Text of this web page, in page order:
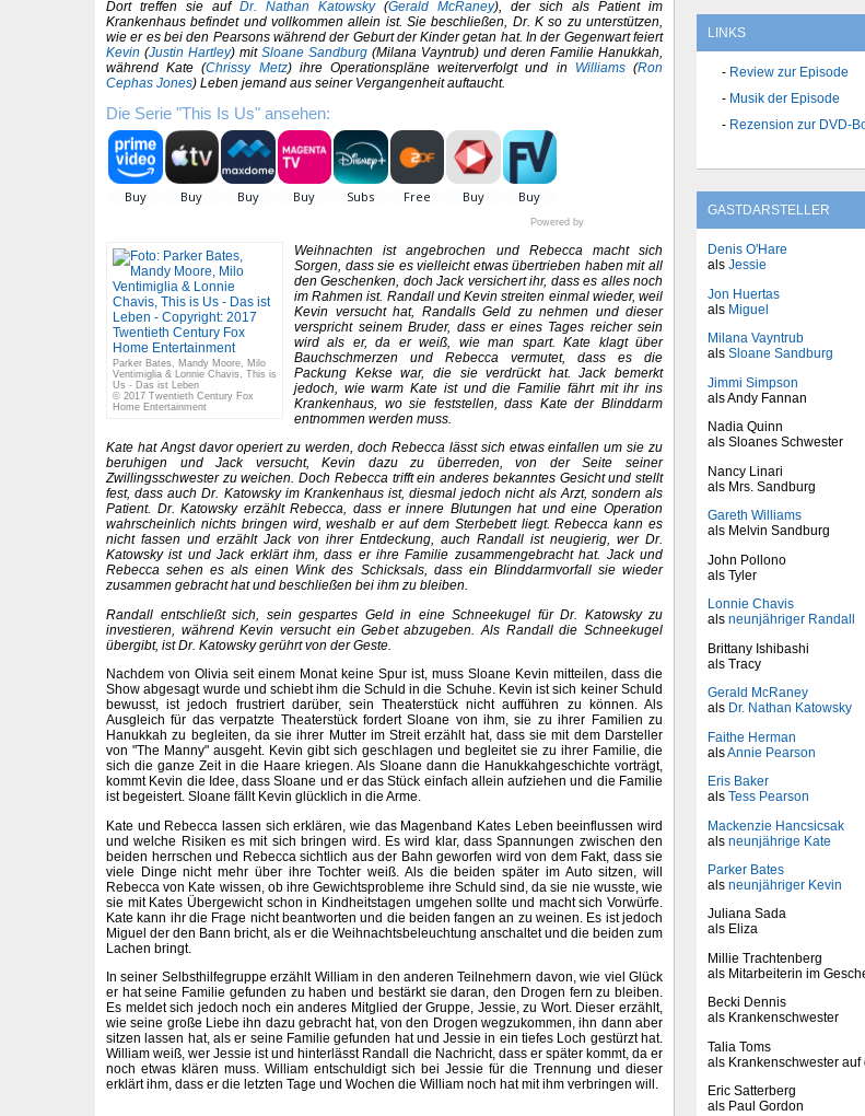
Dort treffen sie auf Dr. Nathan Katowsky(Gerald McRaney), der sich als Patient im
Krankenhaus befindet und vollkommen allein ist. Sie beschließen, Dr. K so zu unterstützen,
wie er es bei den Pearsons während der Geburt der Kinder getan hat. In der Gegenwart feiert
Kevin (Justin Hartley) mit Sloane Sandburg (Milana Vayntrub) und deren Familie Hanukkah,
während Kate (Chrissy Metz) ihre Operationspläne weiterverfolgt und in Williams(Ron
Cephas Jones) Leben jemand aus seiner Vergangenheit auftaucht.
Die Serie "This Is Us" ansehen:
Powered by
Parker Bates, Mandy Moore, Milo
Ventimiglia & Lonnie Chavis, This is
Us - Das ist Leben
© 2017 Twentieth Century Fox
Home Entertainment
Weihnachten ist angebrochen und Rebecca macht sich
Sorgen, dass sie es vielleicht etwas übertrieben haben mit all
den Geschenken, doch Jack versichert ihr, dass es alles noch
im Rahmen ist. Randall und Kevin streiten einmal wieder, weil
Kevin versucht hat, Randalls Geld zu nehmen und dieser
verspricht seinem Bruder, dass er eines Tages reicher sein
wird als er, da er weiß, wie man spart. Kate klagt über
Bauchschmerzen und Rebecca vermutet, dass es die
Packung Kekse war, die sie verdrückt hat. Jack bemerkt
jedoch, wie warm Kate ist und die Familie fährt mit ihr ins
Krankenhaus, wo sie feststellen, dass Kate der Blinddarm
entnommen werden muss.
Kate hat Angst davor operiert zu werden, doch Rebecca lässt sich etwas einfallen um sie zu
beruhigen und Jack versucht, Kevin dazu zu überreden, von der Seite seiner
Zwillingsschwester zu weichen. Doch Rebecca trifft ein anderes bekanntes Gesicht und stellt
fest, dass auch Dr. Katowsky im Krankenhaus ist, diesmal jedoch nicht als Arzt, sondern als
Patient. Dr. Katowsky erzählt Rebecca, dass er innere Blutungen hat und eine Operation
wahrscheinlich nichts bringen wird, weshalb er auf dem Sterbebett liegt. Rebecca kann es
nicht fassen und erzählt Jack von ihrer Entdeckung, auch Randall ist neugierig, wer Dr.
Katowsky ist und Jack erklärt ihm, dass er ihre Familie zusammengebracht hat. Jack und
Rebecca sehen es als einen Wink des Schicksals, dass ein Blinddarmvorfall sie wieder
zusammen gebracht hat und beschließen bei ihm zu bleiben.
Randall entschließt sich, sein gespartes Geld in eine Schneekugel für Dr. Katowsky zu
investieren, während Kevin versucht ein Gebet abzugeben. Als Randall die Schneekugel
übergibt, ist Dr. Katowsky gerührt von der Geste.
Nachdem von Olivia seit einem Monat keine Spur ist, muss Sloane Kevin mitteilen, dass die
Show abgesagt wurde und schiebt ihm die Schuld in die Schuhe. Kevin ist sich keiner Schuld
bewusst, ist jedoch frustriert darüber, sein Theaterstück nicht aufführen zu können. Als
Ausgleich für das verpatzte Theaterstück fordert Sloane von ihm, sie zu ihrer Familien zu
Hanukkah zu begleiten, da sie ihrer Mutter im Streit erzählt hat, dass sie mit dem Darsteller
von "The Manny" ausgeht. Kevin gibt sich geschlagen und begleitet sie zu ihrer Familie, die
sich die ganze Zeit in die Haare kriegen. Als Sloane dann die Hanukkahgeschichte vorträgt,
kommt Kevin die Idee, dass Sloane und er das Stück einfach allein aufziehen und die Familie
ist begeistert. Sloane fällt Kevin glücklich in die Arme.
Kate und Rebecca lassen sich erklären, wie das Magenband Kates Leben beeinflussen wird
und welche Risiken es mit sich bringen wird. Es wird klar, dass Spannungen zwischen den
beiden herrschen und Rebecca sichtlich aus der Bahn geworfen wird von dem Fakt, dass sie
viele Dinge nicht mehr über ihre Tochter weiß. Als die beiden später im Auto sitzen, will
Rebecca von Kate wissen, ob ihre Gewichtsprobleme ihre Schuld sind, da sie nie wusste, wie
sie mit Kates Übergewicht schon in Kindheitstagen umgehen sollte und macht sich Vorwürfe.
Kate kann ihr die Frage nicht beantworten und die beiden fangen an zu weinen. Es ist jedoch
Miguel der den Bann bricht, als er die Weihnachtsbeleuchtung anschaltet und die beiden zum
Lachen bringt.
In seiner Selbsthilfegruppe erzählt William in den anderen Teilnehmern davon, wie viel Glück
er hat seine Familie gefunden zu haben und bestärkt sie daran, den Drogen fern zu bleiben.
Es meldet sich jedoch noch ein anderes Mitglied der Gruppe, Jessie, zu Wort. Dieser erzählt,
wie seine große Liebe ihn dazu gebracht hat, von den Drogen wegzukommen, ihn dann aber
sitzen lassen hat, als er seine Familie gefunden hat und Jessie in ein tiefes Loch gestürzt hat.
William weiß, wer Jessie ist und hinterlässt Randall die Nachricht, dass er später kommt, da er
noch etwas klären muss. William entschuldigt sich bei Jessie für die Trennung und dieser
erklärt ihm, dass er die letzten Tage und Wochen die William noch hat mit ihm verbringen will.
LINKS
Review zur Episode
Musik der Episode
Rezension zur DVD-
GASTDARSTELLER
Denis O'Hare
als Jessie
Jon Huertas
als Miguel
Milana Vayntrub
als Sloane Sandburg
Jimmi Simpson
als Andy Fannan
Nadia Quinn
als Sloanes Schwester
Nancy Linari
als Mrs. Sandburg
Gareth Williams
als Melvin Sandburg
John Pollono
als Tyler
Lonnie Chavis
als neunjähriger Randall
Brittany Ishibashi
als Tracy
Gerald McRaney
als Dr. Nathan Katowsky
Faithe Herman
alsAnnie Pearson
Eris Baker
als Tess Pearson
Mackenzie Hancsicsak
als neunjährige Kate
Parker Bates
als neunjähriger Kevin
Juliana Sada
als Eliza
Millie Trachtenberg
als Mitarbeiterin im
Becki Dennis
als Krankenschwester
Talia Toms
als Krankenschwester auf
Eric Satterberg
als Paul Gordon